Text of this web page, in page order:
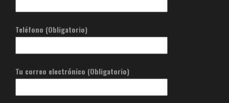
Teléfono (Obligatorio)
Tu correo electrónico (Obligatorio)